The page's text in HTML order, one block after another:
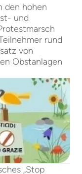
den hohen
und
rund
von
Obstanlagen
„Stop